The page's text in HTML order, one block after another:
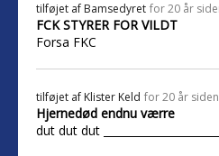
tilføjet af Bamsedyret for 20 år
FCK STYRER FOR VILDT
Forsa FKC
tilføjet af Klister Keld for 20 år siden
Hjernedød endnu værre
dut dut dut